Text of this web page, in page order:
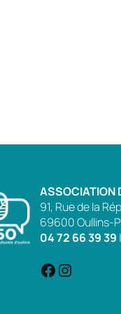
ASSOCIATION
91, Rue de la
69600 Oullins-
04 72 66 39 39
Facebook Instagram